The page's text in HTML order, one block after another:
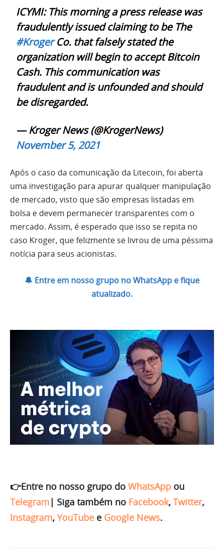
ICYMI: This morning a press release was
fraudulently issued claiming to be The
#KrogerCo. that falsely stated the
organization will begin to accept Bitcoin
Cash. This communication was
fraudulent and is unfounded and should
be disregarded.
— Kroger News (@KrogerNews)
November 5, 2021
Após o caso da comunicação da Litecoin, foi aberta
uma investigação para apurar qualquer manipulação
de mercado, visto que são empresas listadas em
bolsa e devem permanecer transparentes com o
mercado. Assim, é esperado que isso se repita no
caso Kroger, que felizmente se livrou de uma péssima
notícia para seus acionistas.
🔔 Entre em nosso grupo no WhatsApp e fique
atualizado.
👉Entre no nosso grupo do WhatsApp ou
Telegram | Siga também no Facebook, Twitter,
Instagram, YouTube e Google News.